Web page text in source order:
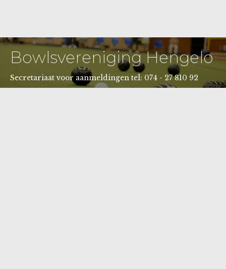
Bowlsvereniging Hengelo
Secretariaat voor aanmeldingen tel: 074 - 27 810 92